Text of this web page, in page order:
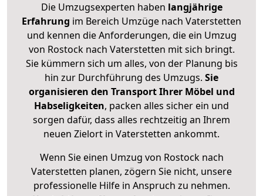
Die Umzugsexperten haben langjährige
Erfahrung im Bereich Umzüge nach Vaterstetten
und kennen die Anforderungen, die ein Umzug
von Rostock nach Vaterstetten mit sich bringt.
Sie kümmern sich um alles, von der Planung bis
hin zur Durchführung des Umzugs. Sie
organisieren den Transport Ihrer Möbel und
Habseligkeiten, packen alles sicher ein und
sorgen dafür, dass alles rechtzeitig an Ihrem
neuen Zielort in Vaterstetten ankommt.
Wenn Sie einen Umzug von Rostock nach
Vaterstetten planen, zögern Sie nicht, unsere
professionelle Hilfe in Anspruch zu nehmen.